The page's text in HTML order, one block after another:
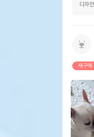
디자인
재구매